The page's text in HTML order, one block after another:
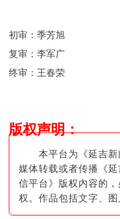
初审：季芳旭
复审：李军广
终审：王春荣
版权声明：
本平台为《延吉新
媒体转载或者传播《
信平台》版权内容的，
权。作品包括文字、图